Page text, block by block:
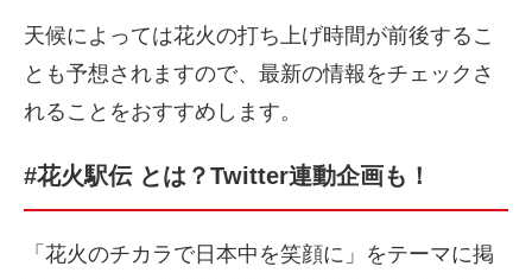
天候によっては花火の打ち上げ時間が前後するこ
とも予想されますので、最新の情報をチェックさ
れることをおすすめします。
#花火駅伝 とは？Twitter連動企画も！
「花火のチカラで日本中を笑顔に」をテーマに掲